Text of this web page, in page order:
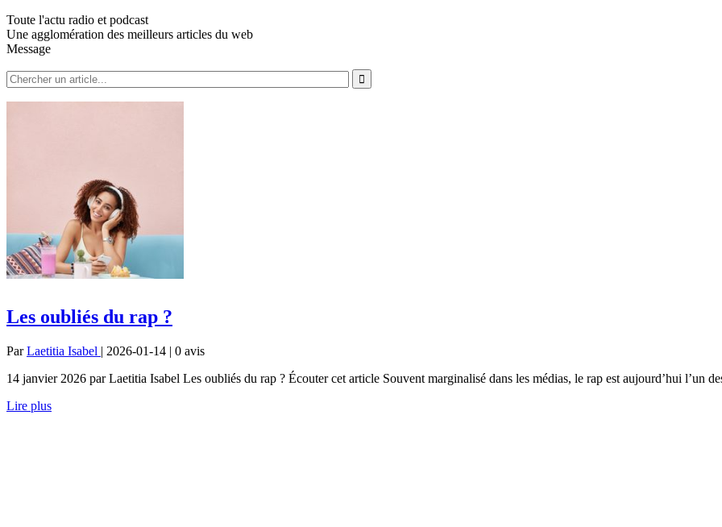
Toute l'actu radio et podcast
Une agglomération des meilleurs articles du web
Message
Les oubliés du rap ?
ParLaetitia Isabel | 2026-01-14 | 0 avis
14 janvier 2026 par Laetitia Isabel Les oubliés du rap ? Écouter cet article Souvent marginalisé dans les médias, le rap est aujourd’hui l’un
Lire plus